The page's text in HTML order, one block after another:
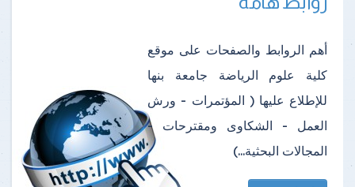
أهم الروابط والصفحات على موقع
كلية علوم الرياضة جامعة بنها
للإطلاع عليها ( المؤتمرات - ورش
العمل - الشكاوى ومقترحات -
المجالات البحثية...)